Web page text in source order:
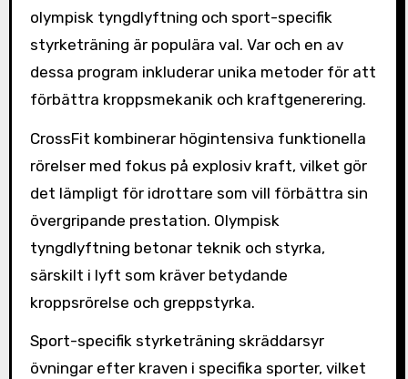
olympisk tyngdlyftning och sport-specifik
styrketräning är populära val. Var och en av
dessa program inkluderar unika metoder för att
förbättra kroppsmekanik och kraftgenerering.
CrossFit kombinerar högintensiva funktionella
rörelser med fokus på explosiv kraft, vilket gör
det lämpligt för idrottare som vill förbättra sin
övergripande prestation. Olympisk
tyngdlyftning betonar teknik och styrka,
särskilt i lyft som kräver betydande
kroppsrörelse och greppstyrka.
Sport-specifik styrketräning skräddarsyr
övningar efter kraven i specifika sporter, vilket